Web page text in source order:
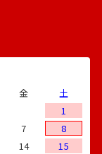
金
土
1
7
8
14
15